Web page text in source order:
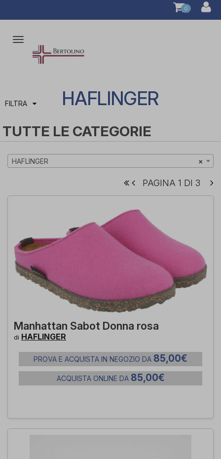
0
Attiva/disattiva
navigazione
FILTRA HAFLINGER
TUTTE LE CATEGORIE
×
HAFLINGER
PAGINA 1 DI 3
Manhattan Sabot Donna rosa
di HAFLINGER
PROVA E ACQUISTA IN NEGOZIO DA 85,00€
ACQUISTA ONLINE DA 85,00€